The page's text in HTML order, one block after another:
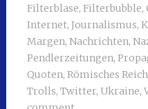
Filterblase, Filterbubble,
Internet, Journalismus,
Margen, Nachrichten,
Pendlerzeitungen,
Quoten, Römisches Reich
Trolls, Twitter, Ukraine,